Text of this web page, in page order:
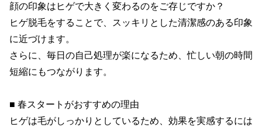
顔の印象はヒゲで大きく変わるのをご存じですか？
ヒゲ脱毛をすることで、スッキリとした清潔感のある印象
に近づけます。
さらに、毎日の自己処理が楽になるため、忙しい朝の時間
短縮にもつながります。
■ 春スタートがおすすめの理由
ヒゲは毛がしっかりとしているため、効果を実感するには